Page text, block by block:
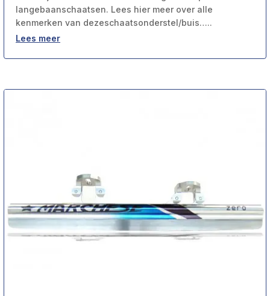
langebaanschaatsen. Lees hier meer over alle
kenmerken van dezeschaatsonderstel/buis…..
Lees meer